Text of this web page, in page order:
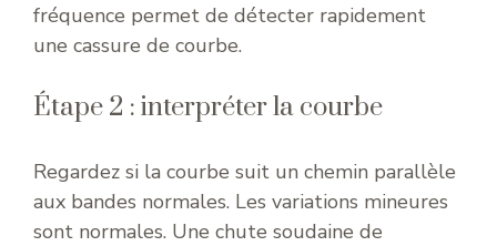
fréquence permet de détecter rapidement
une cassure de courbe.
Étape 2 : interpréter la courbe
Regardez si la courbe suit un chemin parallèle
aux bandes normales. Les variations mineures
sont normales. Une chute soudaine de